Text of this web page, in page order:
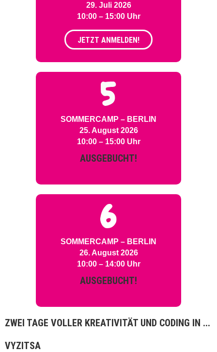
29. Juli 2026
10:00 – 15:00 Uhr
JETZT ANMELDEN!
SOMMERCAMP – BERLIN
25. August 2026
10:00 – 15:00 Uhr
AUSGEBUCHT!
SOMMERCAMP – BERLIN
26. August 2026
10:00 – 14:00 Uhr
AUSGEBUCHT!
ZWEI TAGE VOLLER KREATIVITÄT UND CODING IN ...
VYZITSA